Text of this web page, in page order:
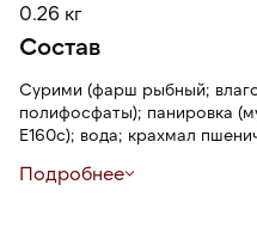
0.26 кг
Состав
Сурими (фарш рыбный;
полифосфаты); панировка
E160c); вода; крахмал
консервант: сорбат калия;
Подробнее